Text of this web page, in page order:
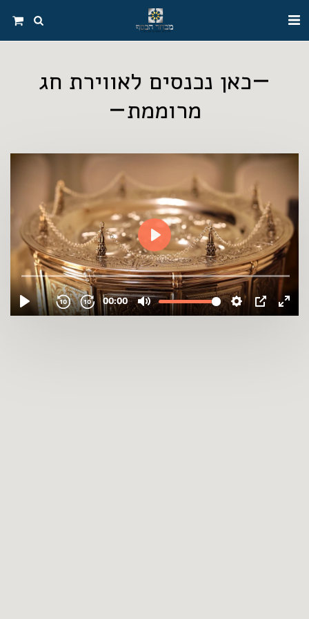
כאן נכנסים לאווירת חג
מרוממת